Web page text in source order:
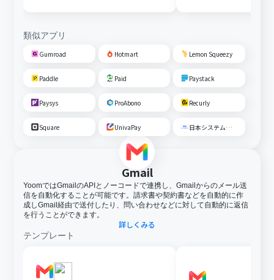
類似アプリ
Gumroad Hotmart Lemon Squeezy
Paddle Paid Paystack
Paysys ProAbono Recurly
Square UnivaPay 日本システム収納
Gmail
YoomではGmailのAPIとノーコードで連携し、Gmailからのメール送
信を自動化することが可能です。請求書や契約書などを自動的に作
成しGmail経由で送付したり、問い合わせなどに対して自動的に返信
を行うことができます。
詳しくみる
テンプレート